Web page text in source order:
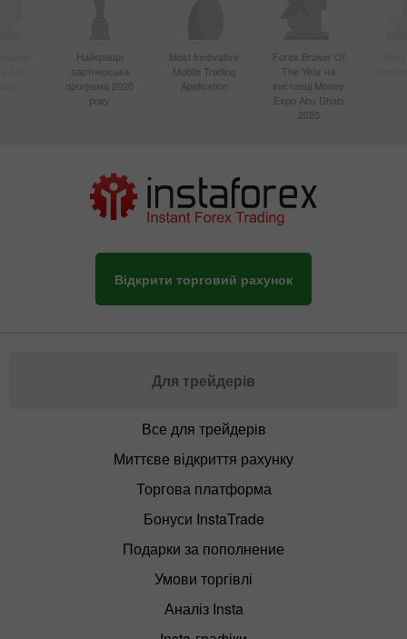
Найкраща
партнерська
програма 2020
року
Most Innovative
Mobile Trading
Application
Forex Broker Of
The Year на
виставці Money
Expo Abu Dhabi
2025
Відкрити торговий рахунок
Для трейдерів
Все для трейдерів
Миттєве відкриття рахунку
Торгова платформа
Бонуси InstaTrade
Подарки за пополнение
Умови торгівлі
Аналіз Insta